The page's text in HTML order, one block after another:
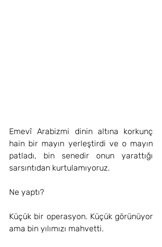
Emevî Arabizmi dinin altına korkunç
hain bir mayın yerleştirdi ve o mayın
patladı, bin senedir onun yarattığı
sarsıntıdan kurtulamıyoruz.
Ne yaptı?
Küçük bir operasyon. Küçük görünüyor
ama bin yılımızı mahvetti.